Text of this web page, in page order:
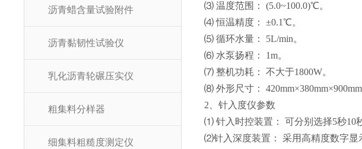
沥青蜡含量试验附件
沥青黏韧性试验仪
乳化沥青轮碾压实仪
粗集料分样器
细集料粗糙度测定仪
⑶ 温度范围： (5.0~100.0)℃。
⑷ 恒温精度： ±0.1℃。
⑸ 循环水量： 5L/min。
⑹ 水泵扬程： 1m。
⑺ 整机功耗： 不大于1800W。
⑻ 外形尺寸：
2、针入度仪参数
⑴ 针入时控装置： 可分别选择5秒10
⑵针入深度装置： 采用高精度数字显